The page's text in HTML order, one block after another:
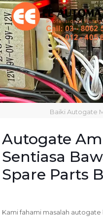
Baiki Autogate
Autogate
Sentiasa
Spare Parts
Kami fahami masalah